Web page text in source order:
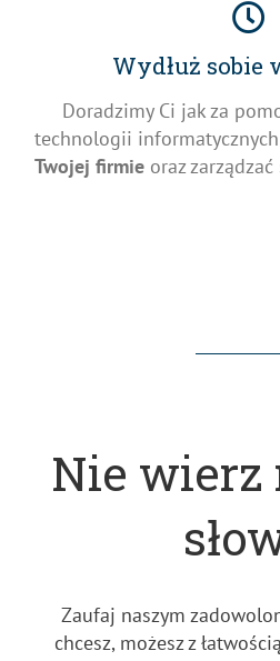
Wydłuż sobie
Doradzimy Ci jak za
technologii informatycznych
Twojej firmieoraz
Nie wierz
Zaufaj naszym
chcesz, możesz z